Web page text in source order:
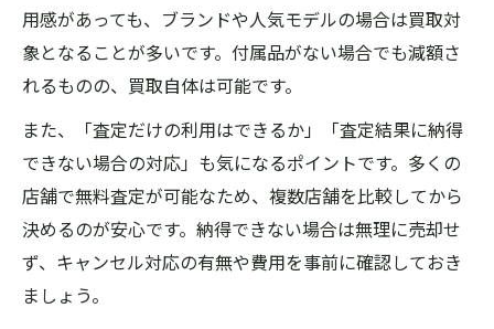
用感があっても、ブランドや人気モデルの場合は買取対
象となることが多いです。付属品がない場合でも減額さ
れるものの、買取自体は可能です。
また、「査定だけの利用はできるか」「査定結果に納得
できない場合の対応」も気になるポイントです。多くの
店舗で無料査定が可能なため、複数店舗を比較してから
決めるのが安心です。納得できない場合は無理に売却せ
ず、キャンセル対応の有無や費用を事前に確認しておき
ましょう。